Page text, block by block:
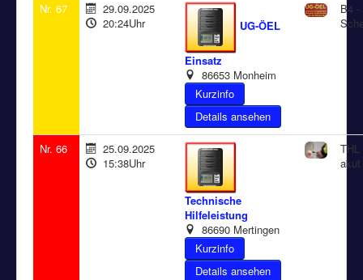
Nr. 67
29.09.2025
20:24Uhr
UG-ÖEL
Einsatz
86653 Monheim
Details ansehen
B4
Nr. 66
25.09.2025
15:38Uhr
Technische
Hilfeleistung
86690 Mertingen
Details ansehen
THL
akut